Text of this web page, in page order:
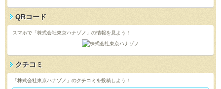
QRコード
スマホで「株式会社東京ハナゾノ」の情報を見よう！
クチコミ
「株式会社東京ハナゾノ」のクチコミを投稿しよう！